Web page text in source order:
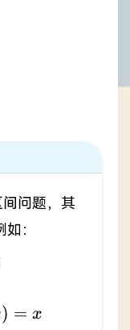
问题，其
如：
) = x